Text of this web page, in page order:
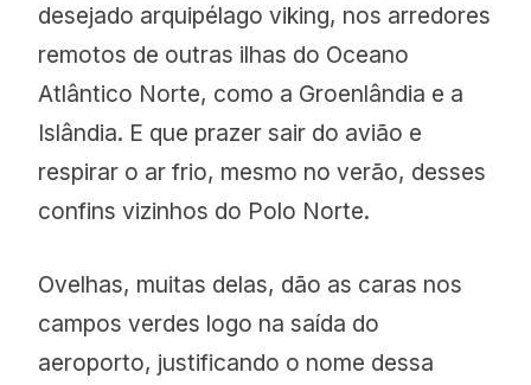
desejado arquipélago viking, nos arredores
remotos de outras ilhas do Oceano
Atlântico Norte, como a Groenlândia e a
Islândia. E que prazer sair do avião e
respirar o ar frio, mesmo no verão, desses
confins vizinhos do Polo Norte.
Ovelhas, muitas delas, dão as caras nos
campos verdes logo na saída do
aeroporto, justificando o nome dessa